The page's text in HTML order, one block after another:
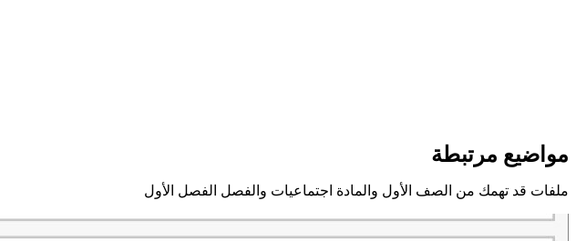
مواضيع مرتبطة
ملفات قد تهمك من الصف الأول والمادة اجتماعيات والفصل الفصل الأول